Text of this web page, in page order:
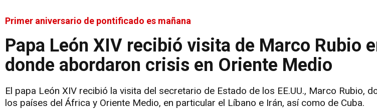
Primer aniversario de pontificado es mañana
Papa León XIV recibió visita de Marco Rubio
donde abordaron crisis en Oriente Medio
El papa León XIV recibió la visita del secretario de Estado de los EE.UU., Marco Rubio,
los países del África y Oriente Medio, en particular el Líbano e Irán, así como de Cuba.